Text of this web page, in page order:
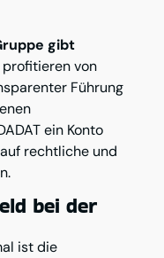
gibt
profitieren von
Führung
ein Konto
rechtliche und
bei der
ist die